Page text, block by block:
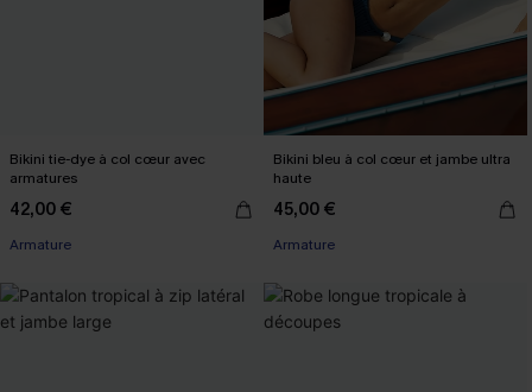
Bikini tie-dye à col cœur avec
armatures
42,00 €
Armature
Bikini bleu à col cœur et jambe ultra
haute
45,00 €
Armature